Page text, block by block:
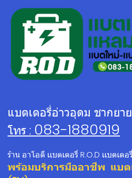
แบตเตอรี่อ่าวอุดม ชากยา
โทร : 083-1880919
ร้าน อาโอดี เเบตเตอรี่ R.O.D เเบตเตอ
พร้อมบริการมืออาชีพ แบต